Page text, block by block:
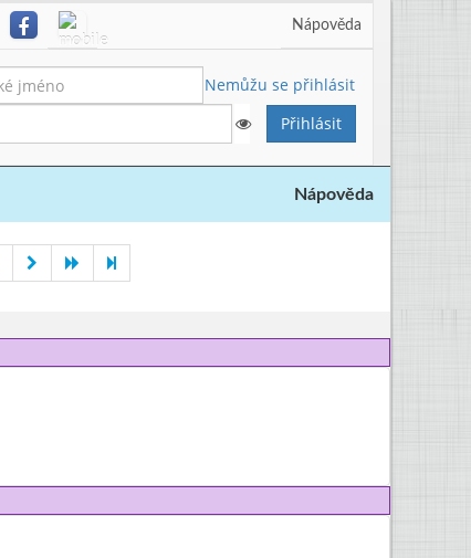
Nápověda
Nemůžu se přihlásit
Nápověda